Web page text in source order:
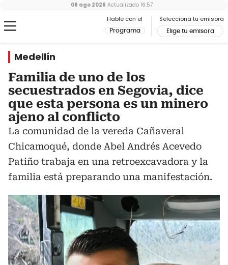
Hable con el
Programa
Selecciona tu emisora
Elige tu emisora
08 ago 2026 Actualizado 16:57
Medellín
Familia de uno de los
secuestrados en Segovia, dice
que esta persona es un minero
ajeno al conflicto
La comunidad de la vereda Cañaveral
Chicamoqué, donde Abel Andrés Acevedo
Patiño trabaja en una retroexcavadora y la
familia está preparando una manifestación.